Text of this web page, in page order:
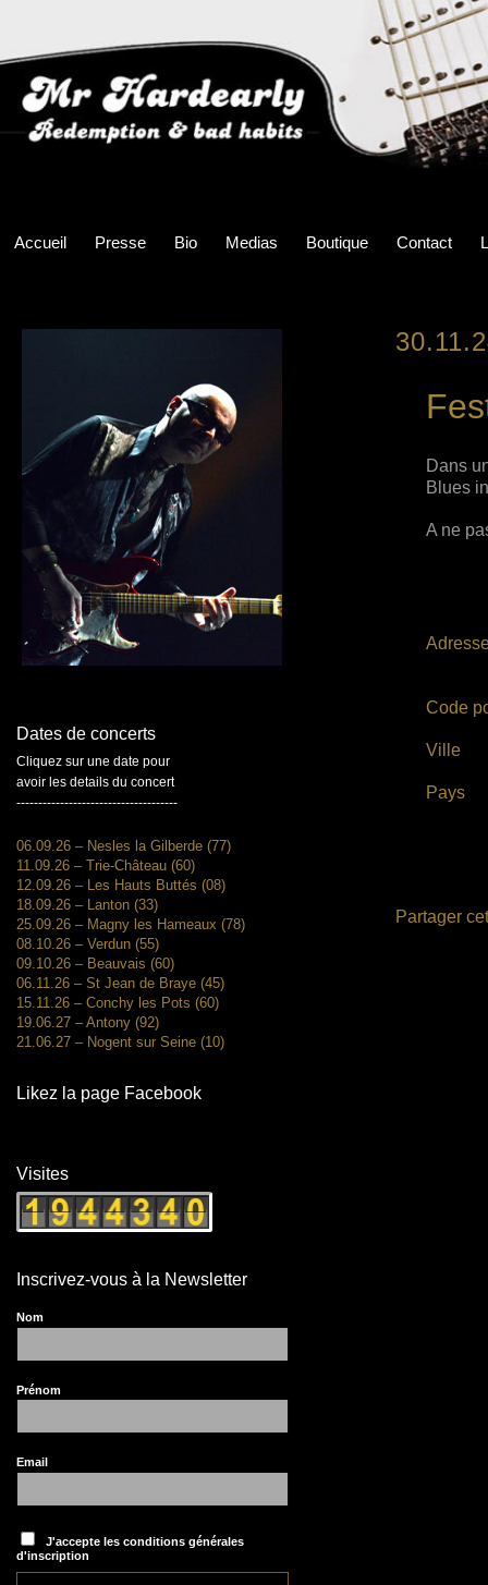
Accueil Presse Bio Medias Boutique Contact
Dans
Blues
A ne
Code
Ville
Pays
Partager
Dates de concerts
Cliquez sur une date pour
avoir les details du concert
-------------------------------------
06.09.26 – Nesles la Gilberde (77)
11.09.26 – Trie-Château (60)
12.09.26 – Les Hauts Buttés (08)
18.09.26 – Lanton (33)
25.09.26 – Magny les Hameaux (78)
08.10.26 – Verdun (55)
09.10.26 – Beauvais (60)
06.11.26 – St Jean de Braye (45)
15.11.26 – Conchy les Pots (60)
19.06.27 – Antony (92)
21.06.27 – Nogent sur Seine (10)
Likez la page Facebook
Visites
Inscrivez-vous à la Newsletter
Nom
Prénom
Email
J'accepte les conditions générales
d'inscription